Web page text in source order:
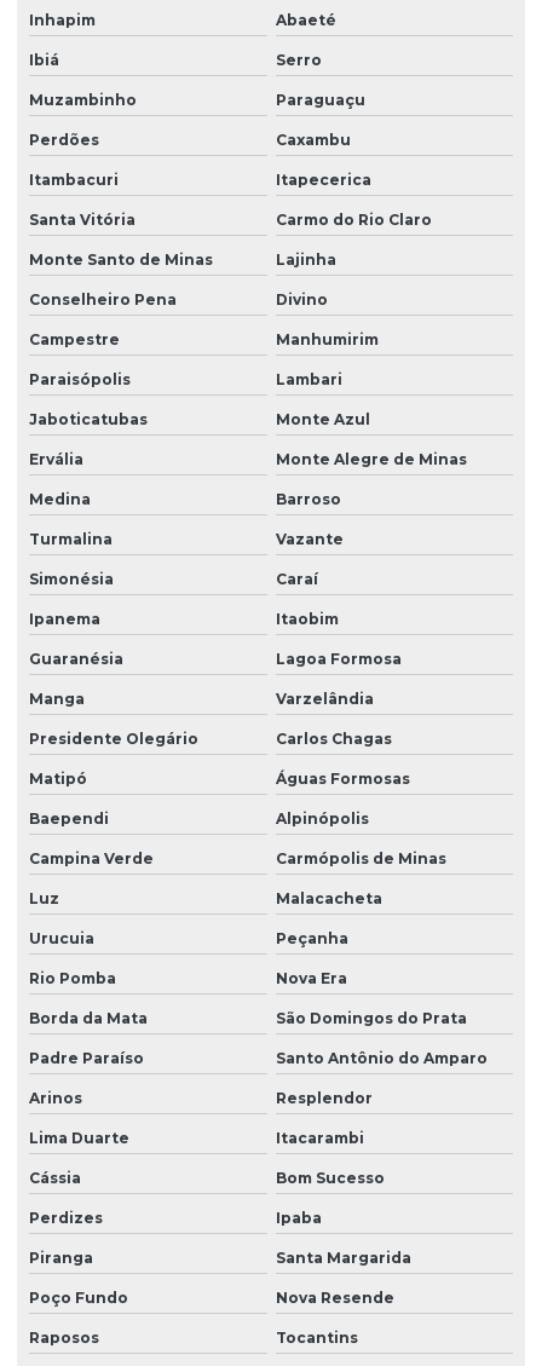
Inhapim Abaeté
Ibiá Serro
Muzambinho Paraguaçu
Perdões Caxambu
Itambacuri Itapecerica
Santa Vitória Carmo do Rio Claro
Monte Santo de Minas Lajinha
Conselheiro Pena Divino
Campestre Manhumirim
Paraisópolis Lambari
Jaboticatubas Monte Azul
Ervália Monte Alegre de Minas
Medina Barroso
Turmalina Vazante
Simonésia Caraí
Ipanema Itaobim
Guaranésia Lagoa Formosa
Manga Varzelândia
Presidente Olegário Carlos Chagas
Matipó Águas Formosas
Baependi Alpinópolis
Campina Verde Carmópolis de Minas
Luz Malacacheta
Urucuia Peçanha
Rio Pomba Nova Era
Borda da Mata São Domingos do Prata
Padre Paraíso Santo Antônio do Amparo
Arinos Resplendor
Lima Duarte Itacarambi
Cássia Bom Sucesso
Perdizes Ipaba
Piranga Santa Margarida
Poço Fundo Nova Resende
Raposos Tocantins